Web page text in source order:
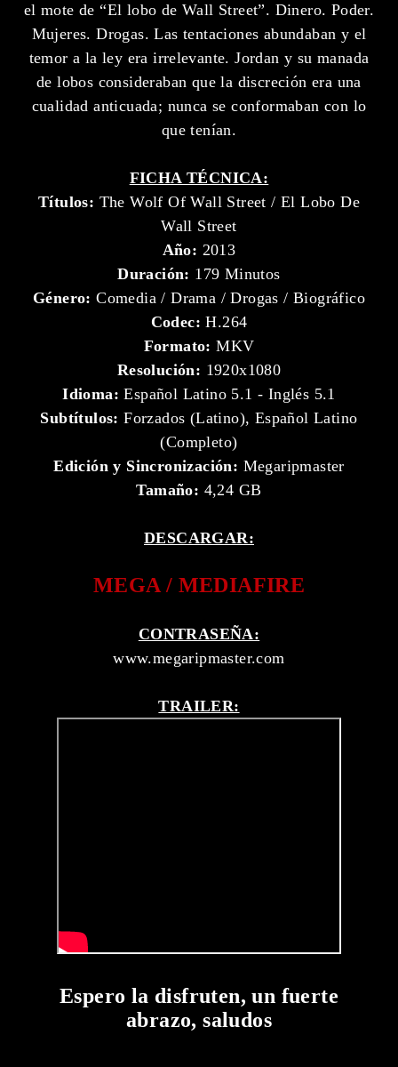
el mote de “El lobo de Wall Street”. Dinero. Poder.
Mujeres. Drogas. Las tentaciones abundaban y el
temor a la ley era irrelevante. Jordan y su manada
de lobos consideraban que la discreción era una
cualidad anticuada; nunca se conformaban con lo
que tenían.
FICHA TÉCNICA:
Títulos: The Wolf Of Wall Street / El Lobo De
Wall Street
Año: 2013
Duración: 179 Minutos
Género:Comedia / Drama / Drogas / Biográfico
Codec: H.264
Formato:MKV
Resolución: 1920x1080
Idioma: Español Latino 5.1 - Inglés 5.1
Subtítulos: Forzados (Latino), Español Latino
(Completo)
Edición y Sincronización: Megaripmaster
Tamaño: 4,24 GB
DESCARGAR:
MEGA / MEDIAFIRE
CONTRASEÑA:
www.megaripmaster.com
TRAILER:
Espero la disfruten, un fuerte
abrazo, saludos